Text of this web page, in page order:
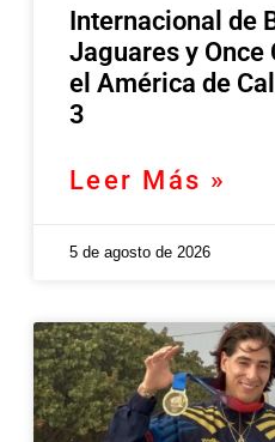
Internacional de
Jaguares y Once
el América de
3
Leer Más »
5 de agosto de 2026